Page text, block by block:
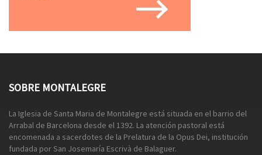
SOBRE MONTALEGRE
La Iglesia de Santa Maria de Montalegre está situada en el barrio del
Arrabal de Barcelona desde el 1392. La atención pastoral está
encomenada a sacerdotes de la Prelatura de la Opus Dei, institución
fundada por San Josemaría Escrivà de Balaguer.